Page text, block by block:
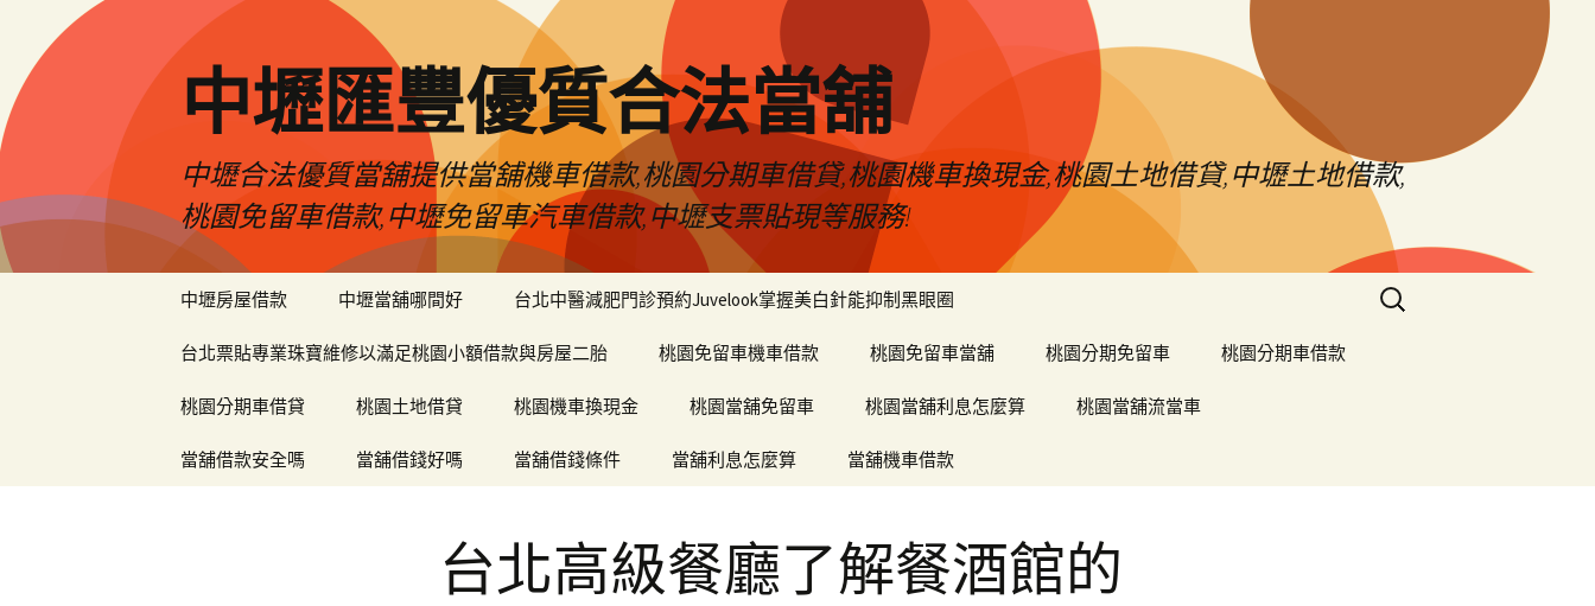
中壢匯豐優質合法當舖
中壢合法優質當舖提供當舖機車借款,桃園分期車借貸,桃園機車換現金,桃園土地借貸,中壢土地借款,
桃園免留車借款,中壢免留車汽車借款,中壢支票貼現等服務!
中壢房屋借款 中壢當舖哪間好 台北中醫減肥門診預約Juvelook掌握美白針能抑制黑眼圈
台北票貼專業珠寶維修以滿足桃園小額借款與房屋二胎 桃園免留車機車借款 桃園免留車當舖 桃園分期免留車 桃園分期車借款
桃園分期車借貸 桃園土地借貸 桃園機車換現金 桃園當舖免留車 桃園當舖利息怎麼算 桃園當舖流當車
當舖借款安全嗎 當舖借錢好嗎 當舖借錢條件 當舖利息怎麼算 當舖機車借款
搜
尋
台北高級餐廳了解餐酒館的